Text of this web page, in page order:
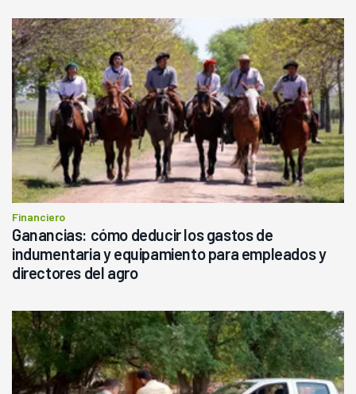
Financiero
Ganancias: cómo deducir los gastos de
indumentaria y equipamiento para empleados y
directores del agro